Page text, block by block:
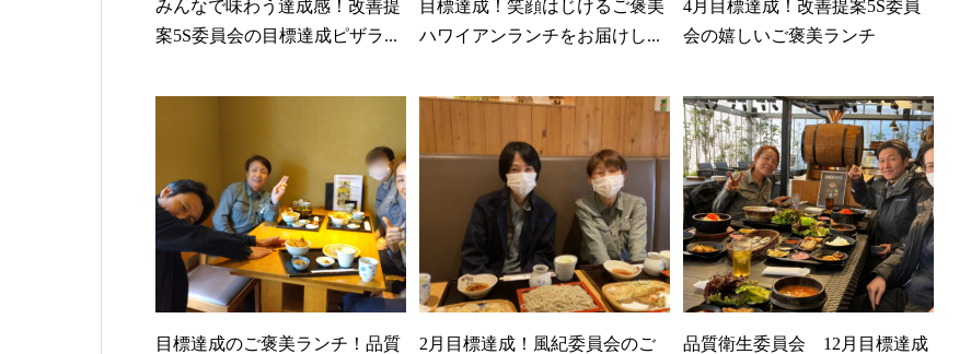
みんなで味わう達成感！改善提
案5S委員会の目標達成ピザラ...
目標達成！笑顔はじけるご褒美
ハワイアンランチをお届けし...
4月目標達成！改善提案5S委員
会の嬉しいご褒美ランチ
目標達成のご褒美ランチ！品質
2月目標達成！風紀委員会のご
品質衛生委員会 12月目標達成